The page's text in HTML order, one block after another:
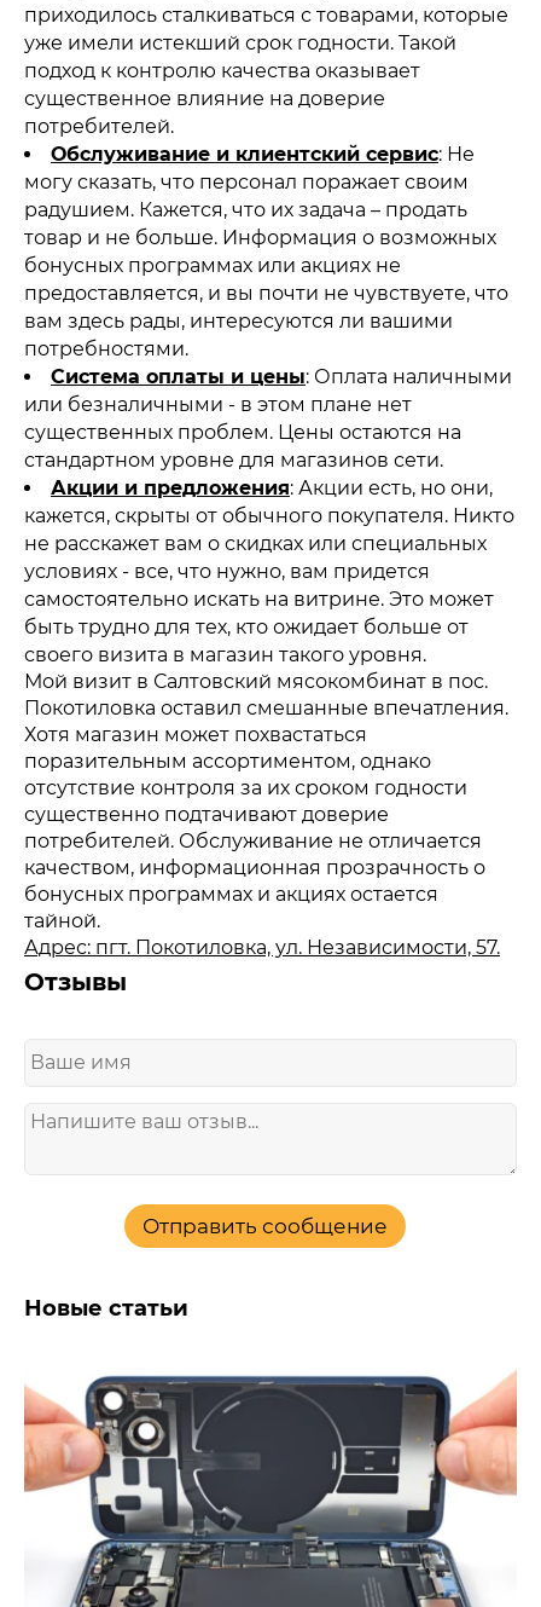
приходилось сталкиваться с товарами, которые
уже имели истекший срок годности. Такой
подход к контролю качества оказывает
существенное влияние на доверие
потребителей.
Обслуживание и клиентский сервис: Не
могу сказать, что персонал поражает своим
радушием. Кажется, что их задача – продать
товар и не больше. Информация о возможных
бонусных программах или акциях не
предоставляется, и вы почти не чувствуете, что
вам здесь рады, интересуются ли вашими
потребностями.
Система оплаты и цены: Оплата наличными
или безналичными - в этом плане нет
существенных проблем. Цены остаются на
стандартном уровне для магазинов сети.
Акции и предложения: Акции есть, но они,
кажется, скрыты от обычного покупателя. Никто
не расскажет вам о скидках или специальных
условиях - все, что нужно, вам придется
самостоятельно искать на витрине. Это может
быть трудно для тех, кто ожидает больше от
своего визита в магазин такого уровня.
Мой визит в Салтовский мясокомбинат в пос.
Покотиловка оставил смешанные впечатления.
Хотя магазин может похвастаться
поразительным ассортиментом, однако
отсутствие контроля за их сроком годности
существенно подтачивают доверие
потребителей. Обслуживание не отличается
качеством, информационная прозрачность о
бонусных программах и акциях остается
тайной.
Адрес: пгт. Покотиловка, ул. Независимости, 57.
Отзывы
Отправить сообщение
Новые статьи